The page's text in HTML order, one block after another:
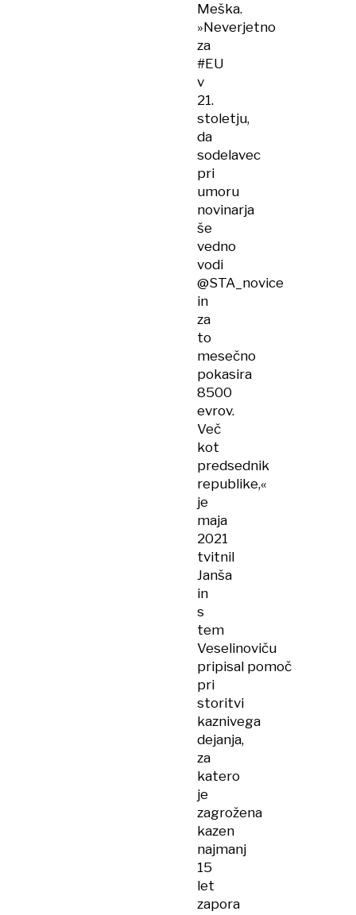
Meška.
»Neverjetno
za
#EU
v
21.
stoletju,
da
sodelavec
pri
umoru
novinarja
še
vedno
vodi
@STA_novice
in
za
to
mesečno
pokasira
8500
evrov.
Več
kot
predsednik
republike,«
je
maja
2021
tvitnil
Janša
in
s
tem
Veselinoviču
pripisal pomoč
pri
storitvi
kaznivega
dejanja,
za
katero
je
zagrožena
kazen
najmanj
15
let
zapora